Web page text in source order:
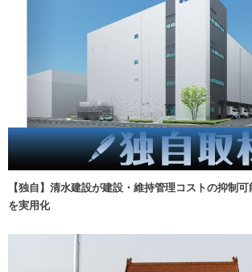
【独自】清水建設が建設・維持管理コストの抑制
を実用化